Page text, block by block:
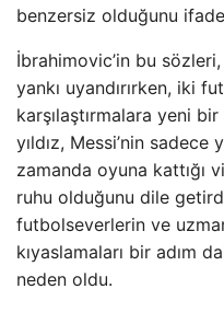
benzersiz olduğunu
İbrahimovic’in bu
yankı uyandırırken, iki
karşılaştırmalara yeni
yıldız, Messi’nin
zamanda oyuna kattığı
ruhu olduğunu dile
futbolseverlerin ve
kıyaslamaları bir adım
neden oldu.